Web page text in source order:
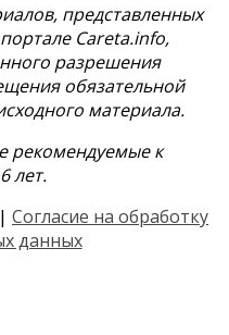
представленных
Careta.info,
разрешения
обязательной
материала.
рекомендуемые к
лет.
| Согласие на обработку
данных